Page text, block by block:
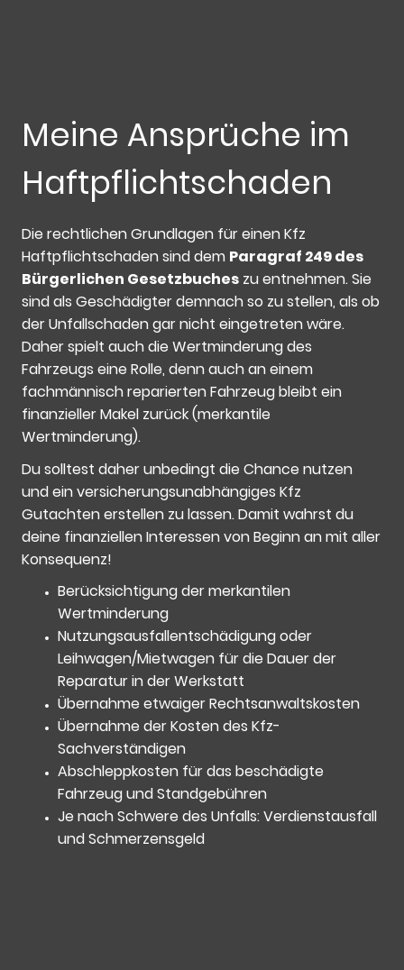
Meine Ansprüche im
Haftpflichtschaden
Die rechtlichen Grundlagen für einen Kfz
Haftpflichtschaden sind dem Paragraf 249 des
Bürgerlichen Gesetzbuches zu entnehmen. Sie
sind als Geschädigter demnach so zu stellen, als ob
der Unfallschaden gar nicht eingetreten wäre.
Daher spielt auch die Wertminderung des
Fahrzeugs eine Rolle, denn auch an einem
fachmännisch reparierten Fahrzeug bleibt ein
finanzieller Makel zurück (merkantile
Wertminderung).
Du solltest daher unbedingt die Chance nutzen
und ein versicherungsunabhängiges Kfz
Gutachten erstellen zu lassen. Damit wahrst du
deine finanziellen Interessen von Beginn an mit aller
Konsequenz!
Berücksichtigungder merkantilen
Wertminderung
Nutzungsausfallentschädigung oder
Leihwagen/Mietwagen für die Dauer der
Reparatur in der Werkstatt
Übernahme etwaiger Rechtsanwaltskosten
Übernahme der Kosten des Kfz-
Sachverständigen
Abschleppkosten für das beschädigte
Fahrzeug und Standgebühren
Je nach Schwere des Unfalls: Verdienstausfall
und Schmerzensgeld